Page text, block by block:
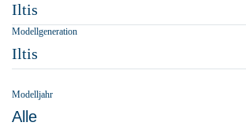
Iltis
Modellgeneration
Iltis
Modelljahr
Alle